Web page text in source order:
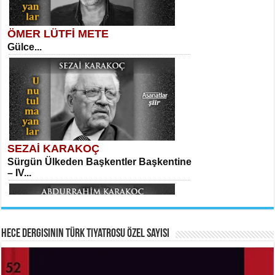
MEHMET TAŞTAN
Vagon’da Bir Şairle...
SITKI CANEY
Oruçla Devrim ve Özgürlüğe…...
Meral Yağmur
Eski Bir Şiir...
Kadir Ünal
Ayağıma Dolanan Yokuş...
ÖMER LÜTFİ METE
Gülce...
SEZAİ KARAKOÇ
Sürgün Ülkeden Başkentler Başkentine
– IV...
Hece Dergisinin Türk Tiyatrosu Özel Sayısı